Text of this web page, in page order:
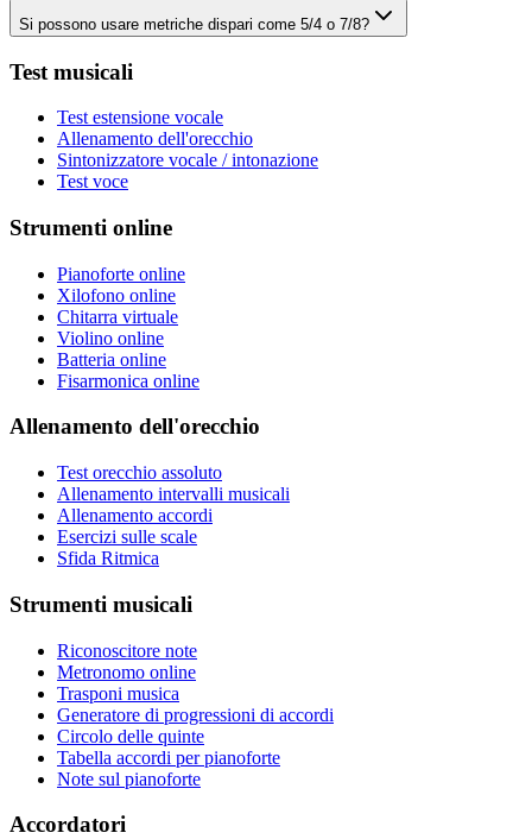
Si possono usare metriche dispari come 5/4 o 7/8?
Test musicali
Test estensione vocale
Allenamento dell'orecchio
Sintonizzatore vocale / intonazione
Test voce
Strumenti online
Pianoforte online
Xilofono online
Chitarra virtuale
Violino online
Batteria online
Fisarmonica online
Allenamento dell'orecchio
Test orecchio assoluto
Allenamento intervalli musicali
Allenamento accordi
Esercizi sulle scale
Sfida Ritmica
Strumenti musicali
Riconoscitore note
Metronomo online
Trasponi musica
Generatore di progressioni di accordi
Circolo delle quinte
Tabella accordi per pianoforte
Note sul pianoforte
Accordatori